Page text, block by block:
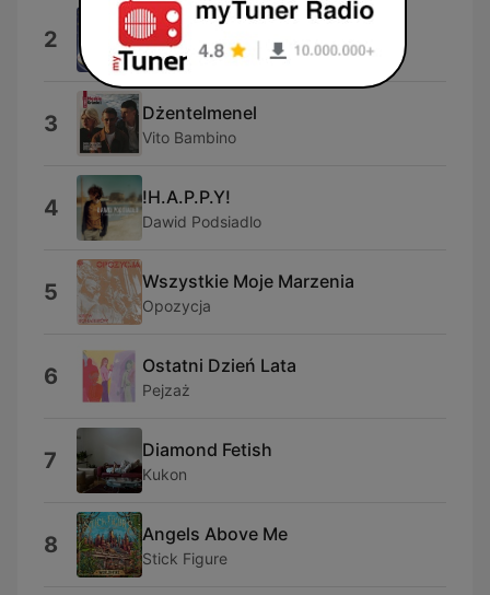
2 Dai Dai Dai
Robertino
3 Dżentelmenel
Vito Bambino
4 !H.A.P.P.Y!
Dawid Podsiadlo
5 Wszystkie Moje Marzenia
Opozycja
6 Ostatni Dzień Lata
Pejzaż
7 Diamond Fetish
Kukon
8 Angels Above Me
Stick Figure